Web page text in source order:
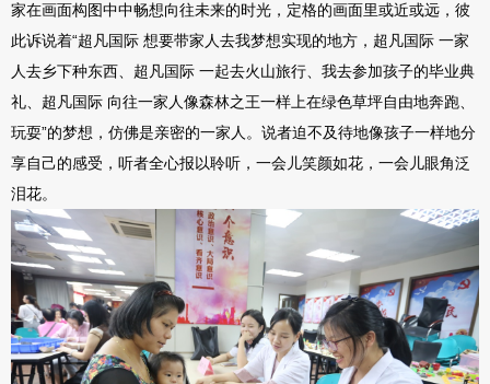
家在画面构图中中畅想向往未来的时光，定格的画面里或近或远，彼
此诉说着“超凡国际 想要带家人去我梦想实现的地方，超凡国际 一家
人去乡下种东西、超凡国际 一起去火山旅行、我去参加孩子的毕业典
礼、超凡国际 向往一家人像森林之王一样上在绿色草坪自由地奔跑、
玩耍”的梦想，仿佛是亲密的一家人。说者迫不及待地像孩子一样地分
享自己的感受，听者全心报以聆听，一会儿笑颜如花，一会儿眼角泛
泪花。